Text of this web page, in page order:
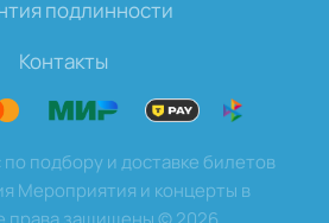
подлинности
Контакты
подбору и доставке билетов
Мероприятия и концерты в